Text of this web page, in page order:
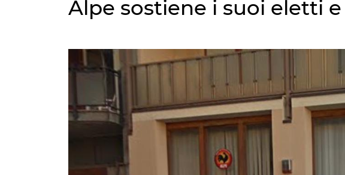
Alpe sostiene i suoi eletti